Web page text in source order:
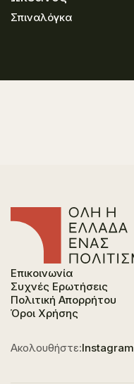
Σπιναλόγκα
Επικοινωνία
Συχνές Ερωτήσεις
Πολιτική Απορρήτου
Όροι Χρήσης
Ακολουθήστε:Instagram